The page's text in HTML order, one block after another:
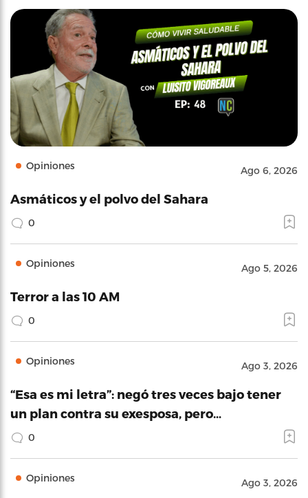
Opiniones Ago 6, 2026
Asmáticos y el polvo del Sahara
0
Opiniones Ago 5, 2026
Terror a las 10 AM
0
Opiniones Ago 3, 2026
“Esa es mi letra”: negó tres veces bajo tener
un plan contra su exesposa, pero…
0
Opiniones Ago 3, 2026